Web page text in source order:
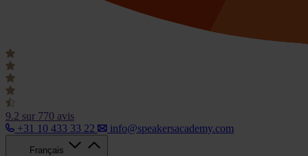
9.2 sur 770 avis
+31 10 433 33 22
info@speakersacademy.com
Français